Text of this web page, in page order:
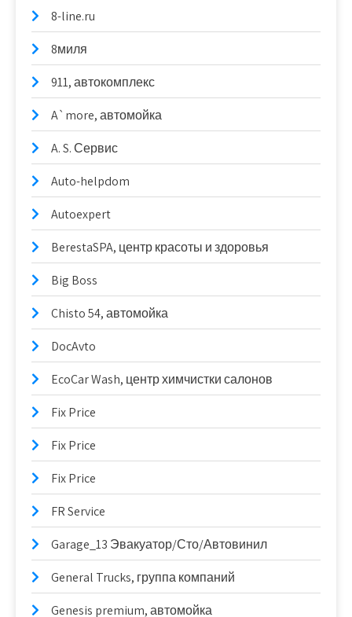
8-line.ru
8миля
911, автокомплекс
A`more, автомойка
A. S. Сервис
Auto-helpdom
Autoexpert
BerestaSPA, центр красоты и здоровья
Big Boss
Chisto 54, автомойка
DocAvto
EcoCar Wash, центр химчистки салонов
Fix Price
Fix Price
Fix Price
FR Service
Garage_13 Эвакуатор/Сто/Автовинил
General Trucks, группа компаний
Genesis premium, автомойка